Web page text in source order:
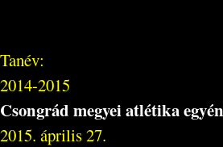
Tanév:
2014-2015
Csongrád megyei atlétika
2015. április 27.